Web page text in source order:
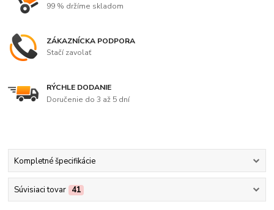
99 % držíme skladom
ZÁKAZNÍCKA PODPORA
Stačí zavolať
RÝCHLE DODANIE
Doručenie do 3 až 5 dní
Kompletné špecifikácie
Súvisiaci tovar 41